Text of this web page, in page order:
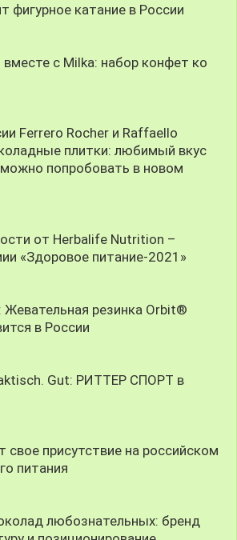
фигурное катание в России
с Milka: набор конфет ко
Ferrero Rocher и Raffaello
плитки: любимый вкус
попробовать в новом
от Herbalife Nutrition –
«Здоровое питание-2021»
резинка Orbit®
в России
Gut: РИТТЕР СПОРТ в
свое присутствие на российском
питания
любознательных: бренд